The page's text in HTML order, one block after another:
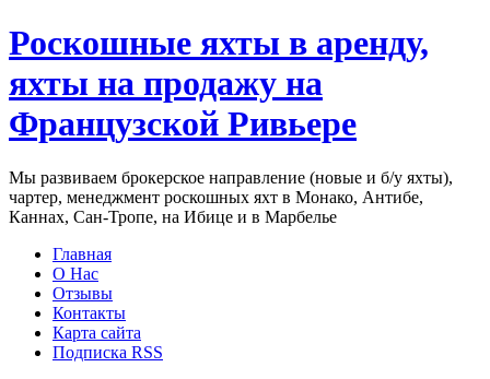
Роскошные яхты в аренду,
яхты на продажу на
Французской Ривьере
Мы развиваем брокерское направление (новые и б/у яхты),
чартер, менеджмент роскошных яхт в Монако, Антибе,
Каннах, Сан-Тропе, на Ибице и в Марбелье
Главная
О Нас
Отзывы
Контакты
Карта сайта
Подписка RSS